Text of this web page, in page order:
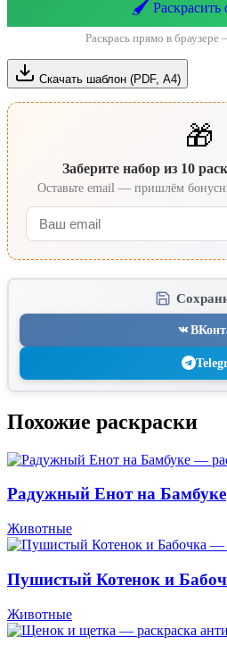
🖌️Раскрасить
Раскрась прямо в браузере
Скачать шаблон (PDF, А4)
🎁
Заберите набор из 10
Оставьте email — пришлём
Похожие раскраски
Радужный Енот на Бамбуке
Животные
Пушистый Котенок и
Животные